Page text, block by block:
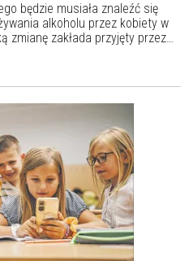
będzie musiała znaleźć się
alkoholu przez kobiety w
zmianę zakłada przyjęty przez
w trzeźwości i